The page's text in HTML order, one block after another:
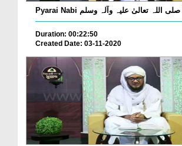
Duration: 00:22:50
Created Date: 03-11-2020